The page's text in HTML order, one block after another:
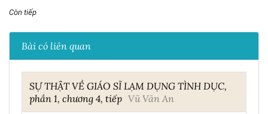
Còn tiếp
Bài có liên quan
SỰ THẬT VỀ GIÁO SĨ LẠM DỤNG TÌNH DỤC,
phần 1, chương 4, tiếp Vũ Văn An